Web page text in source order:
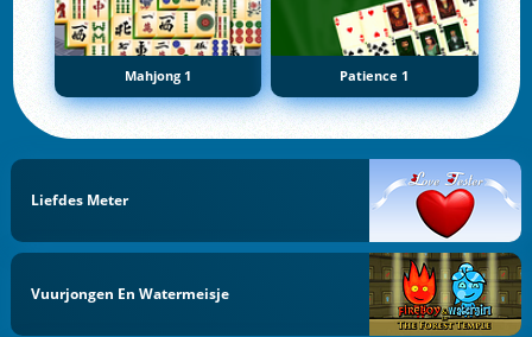
Mahjong 1 Patience 1
Liefdes Meter
Vuurjongen En Watermeisje